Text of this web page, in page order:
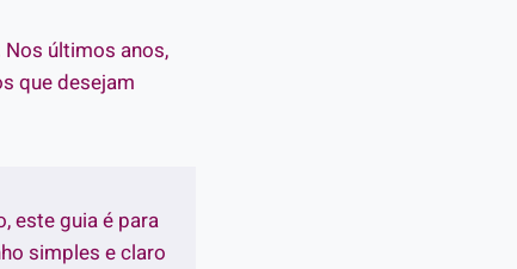
Nos últimos anos,
que desejam
este guia é para
simples e claro